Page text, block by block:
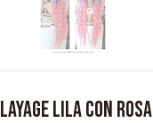
LILA CON ROSA